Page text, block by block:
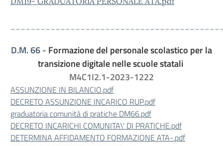
D.M. 66 - Formazione del personale scolastico per la
transizione digitale nelle scuole statali
M4C1I2.1-2023-1222
ASSUNZIONE IN BILANCIO.pdf
DECRETO ASSUNZIONE INCARICO RUP.pdf
graduatoria comunità di pratiche DM66.pdf
DECRETO INCARICHI COMUNITA\' DI PRATICHE.pdf
DETERMINA AFFIDAMENTO FORMAZIONE ATA-.pdf